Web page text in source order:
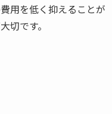
用を低く抑えることが
切です。